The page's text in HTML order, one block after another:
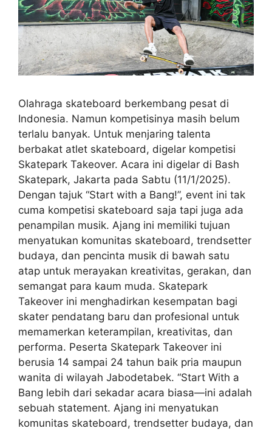
Olahraga skateboard berkembang pesat di
Indonesia. Namun kompetisinya masih belum
terlalu banyak. Untuk menjaring talenta
berbakat atlet skateboard, digelar kompetisi
Skatepark Takeover. Acara ini digelar di Bash
Skatepark, Jakarta pada Sabtu (11/1/2025).
Dengan tajuk “Start with a Bang!”, event ini tak
cuma kompetisi skateboard saja tapi juga ada
penampilan musik. Ajang ini memiliki tujuan
menyatukan komunitas skateboard, trendsetter
budaya, dan pencinta musik di bawah satu
atap untuk merayakan kreativitas, gerakan, dan
semangat para kaum muda. Skatepark
Takeover ini menghadirkan kesempatan bagi
skater pendatang baru dan profesional untuk
memamerkan keterampilan, kreativitas, dan
performa. Peserta Skatepark Takeover ini
berusia 14 sampai 24 tahun baik pria maupun
wanita di wilayah Jabodetabek. “Start With a
Bang lebih dari sekadar acara biasa—ini adalah
sebuah statement. Ajang ini menyatukan
komunitas skateboard, trendsetter budaya, dan